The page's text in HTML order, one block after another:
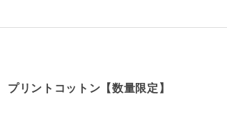
リントコットン【数量限定】